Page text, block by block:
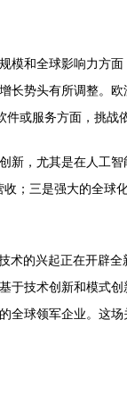
和全球影响力方
势头有所调整。
或服务方面，挑战
，尤其是在人工
；三是强大的全
的兴起正在开辟
技术创新和模式
球领军企业。这